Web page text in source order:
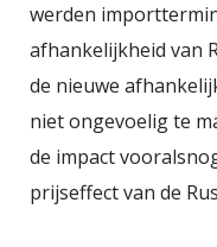
werden
afhankelijkheid van
de nieuwe
niet ongevoelig te
de impact
prijseffect van de